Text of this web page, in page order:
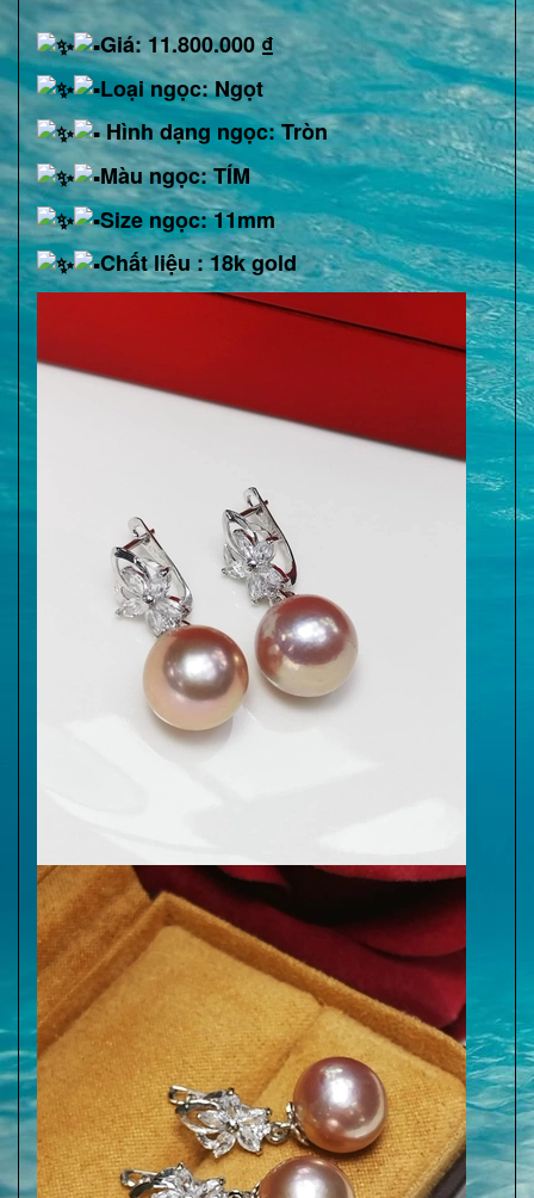
Giá: 11.800.000 ₫
Loại ngọc: Ngọt
Hình dạng ngọc: Tròn
Màu ngọc: TÍM
Size ngọc: 11mm
Chất liệu : 18k gold